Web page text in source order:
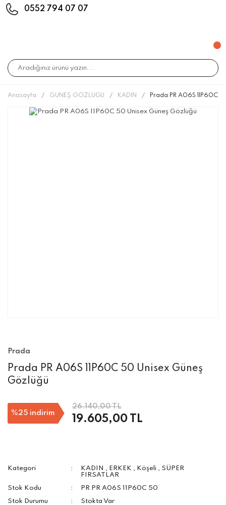
0552 794 07 07
Anasayfa GÜNEŞ GÖZLÜĞÜ KADIN Prada PR A06S 11P60C
Prada
Prada PR A06S 11P60C 50 Unisex Güneş
Gözlüğü
%25 indirim
26.140,00 TL
19.605,00 TL
Kategori KADIN , ERKEK , Köşeli , SÜPER
FIRSATLAR
Stok Kodu
PR PR A06S 11P60C 50
Stok Durumu
Stokta Var